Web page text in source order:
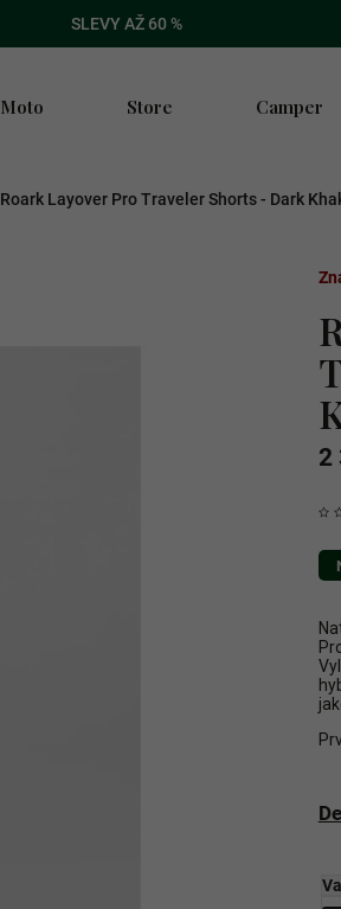
SLEVY AŽ 60 %
Moto Store Camper
Roark Layover Pro Traveler Shorts - Dark
2